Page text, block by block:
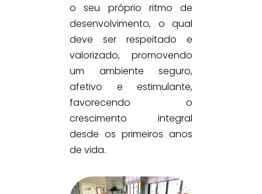
o seu próprio ritmo de
desenvolvimento, o qual
deve ser respeitado e
valorizado, promovendo
um ambiente seguro,
afetivo e estimulante,
favorecendo o
crescimento integral
desde os primeiros anos
de vida.